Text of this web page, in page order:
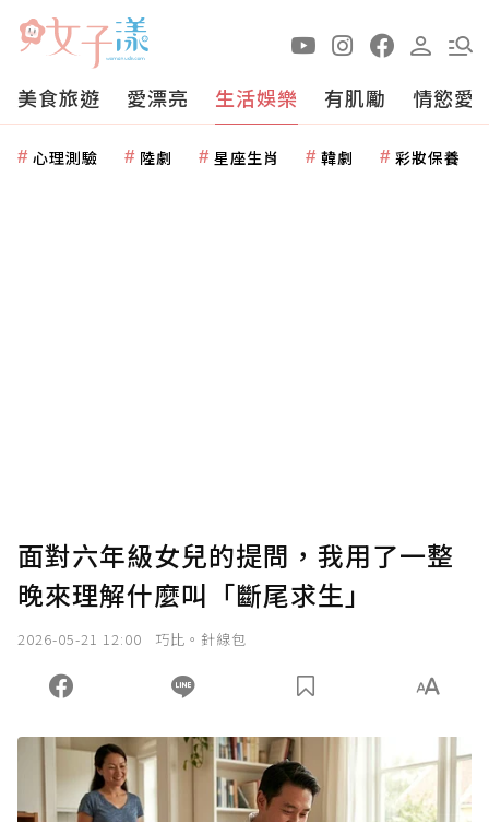
美食旅遊 愛漂亮 生活娛樂 有肌勵 情慾愛
心理測驗 陸劇 星座生肖 韓劇 彩妝保養
面對六年級女兒的提問，我用了一整
晚來理解什麼叫「斷尾求生」
2026-05-21 12:00 巧比。針線包